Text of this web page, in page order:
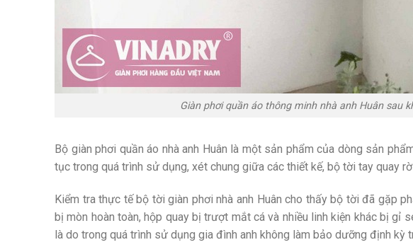
Giàn phơi quần áo thông minh nhà anh Huân sau
Bộ giàn phơi quần áo nhà anh Huân là một sản phẩm của dòng sản
tục trong quá trình sử dụng, xét chung giữa các thiết kế, bộ tời tay quay
Kiểm tra thực tế bộ tời giàn phơi nhà anh Huân cho thấy bộ tời đã gặp
bị mòn hoàn toàn, hộp quay bị trượt mắt cá và nhiều linh kiện khác bị gỉ
là do trong quá trình sử dụng gia đình anh không làm bảo dưỡng định kỳ